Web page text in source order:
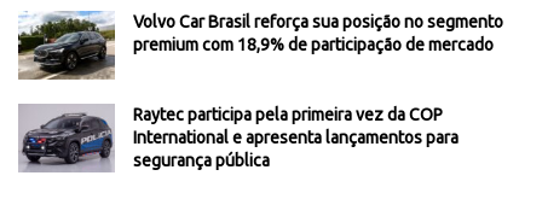
Volvo Car Brasil reforça sua posição no segmento
premium com 18,9% de participação de mercado
Raytec participa pela primeira vez da COP
International e apresenta lançamentos para
segurança pública